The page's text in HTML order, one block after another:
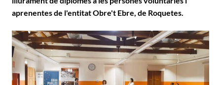
aprenentes de l'entitat Obre't Ebre, de Roquetes.